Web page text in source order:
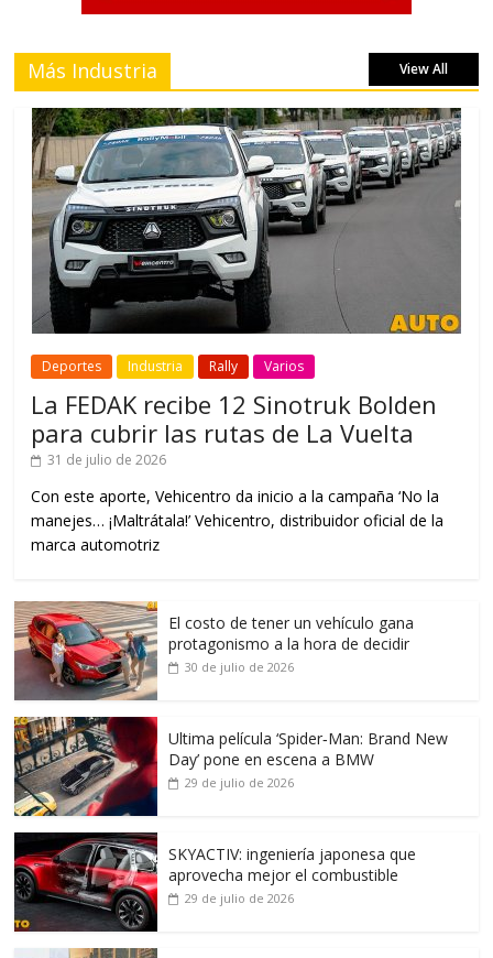
Más Industria View All
Deportes Industria Rally Varios
La FEDAK recibe 12 Sinotruk Bolden
para cubrir las rutas de La Vuelta
31 de julio de 2026
Con este aporte, Vehicentro da inicio a la campaña ‘No la
manejes… ¡Maltrátala!’ Vehicentro, distribuidor oficial de la
marca automotriz
El costo de tener un vehículo gana
protagonismo a la hora de decidir
30 de julio de 2026
Ultima película ‘Spider‑Man: Brand New
Day’ pone en escena a BMW
29 de julio de 2026
SKYACTIV: ingeniería japonesa que
aprovecha mejor el combustible
29 de julio de 2026